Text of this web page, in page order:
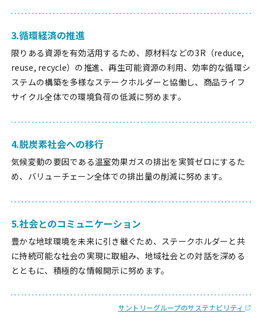
3.循環経済の推進
限りある資源を有効活用するため、原材料などの3R（reduce,
reuse, recycle）の推進、再生可能資源の利用、効率的な循環シ
ステムの構築を多様なステークホルダーと協働し、商品ライフ
サイクル全体での環境負荷の低減に努めます。
4.脱炭素社会への移行
気候変動の要因である温室効果ガスの排出を実質ゼロにするた
め、バリューチェーン全体での排出量の削減に努めます。
5.社会とのコミュニケーション
豊かな地球環境を未来に引き継ぐため、ステークホルダーと共
に持続可能な社会の実現に取組み、地域社会との対話を深める
とともに、積極的な情報開示に努めます。
サントリーグループのサステナビリティ